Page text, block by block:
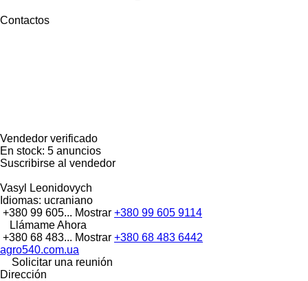
Contactos
Vendedor verificado
En stock: 5 anuncios
Suscribirse al vendedor
Vasyl Leonidovych
Idiomas: ucraniano
+380 99 605... Mostrar +380 99 605 9114
Llámame Ahora
+380 68 483... Mostrar +380 68 483 6442
agro540.com.ua
Solicitar una reunión
Dirección